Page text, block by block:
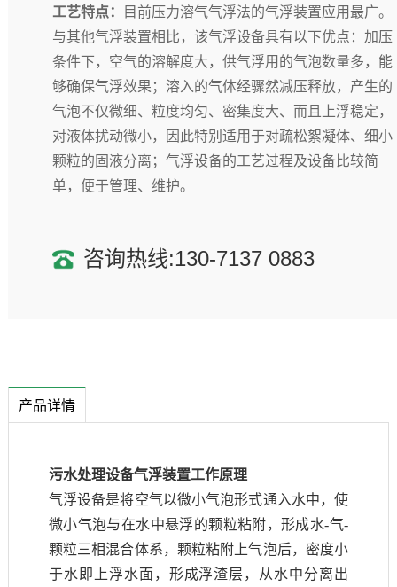
工艺特点：
目前压力溶气气浮法的气浮装置应用最广。
与其他气浮装置相比，该气浮设备具有以下优点：加压
条件下，空气的溶解度大，供气浮用的气泡数量多，能
够确保气浮效果；溶入的气体经骤然减压释放，产生的
气泡不仅微细、粒度均匀、密集度大、而且上浮稳定，
对液体扰动微小，因此特别适用于对疏松絮凝体、细小
颗粒的固液分离；气浮设备的工艺过程及设备比较简
单，便于管理、维护。
咨询热线:130-7137 0883
产品详情
污水处理设备气浮装置工作原理
气浮设备是将空气以微小气泡形式通入水中，使
微小气泡与在水中悬浮的颗粒粘附，形成水-气-
颗粒三相混合体系，颗粒粘附上气泡后，密度小
于水即上浮水面，形成浮渣层，从水中分离出